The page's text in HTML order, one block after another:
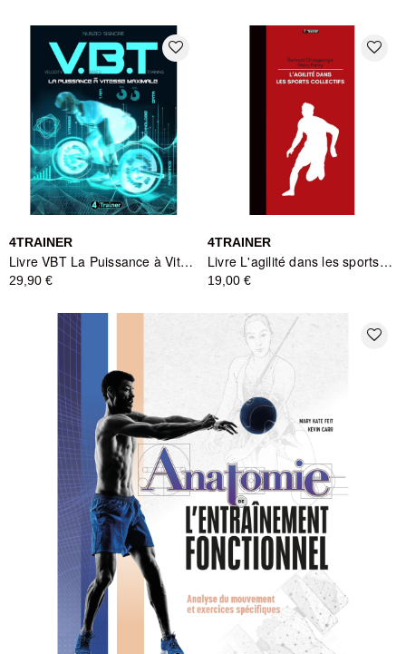
favorite_border
4TRAINER
Livre VBT La Puissance à Vitesse Maximale - 4TRAINER
29,90 €
favorite_border
4TRAINER
Livre L'agilité dans les sports collectifs - 4TRAINER
19,00 €
favorite_border